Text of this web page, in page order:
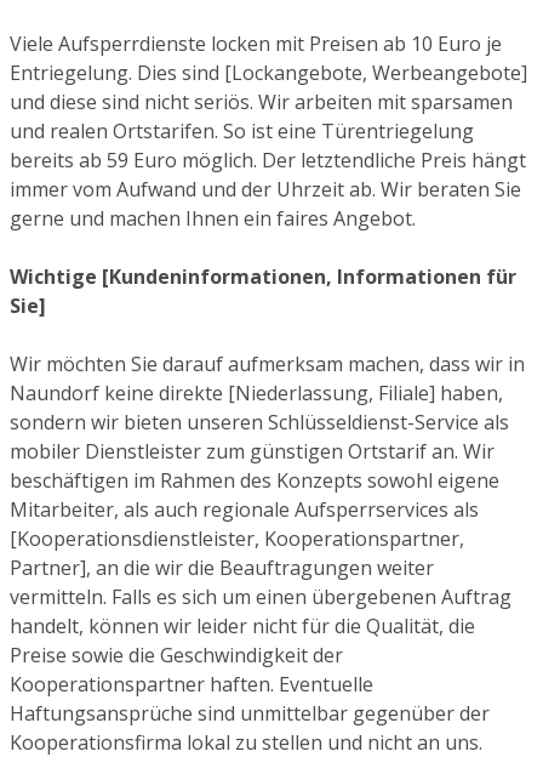
Viele Aufsperrdienste locken mit Preisen ab 10 Euro je
Entriegelung. Dies sind [Lockangebote, Werbeangebote]
und diese sind nicht seriös. Wir arbeiten mit sparsamen
und realen Ortstarifen. So ist eine Türentriegelung
bereits ab 59 Euro möglich. Der letztendliche Preis hängt
immer vom Aufwand und der Uhrzeit ab. Wir beraten Sie
gerne und machen Ihnen ein faires Angebot.
Wichtige [Kundeninformationen, Informationen für
Sie]
Wir möchten Sie darauf aufmerksam machen, dass wir in
Naundorf keine direkte [Niederlassung, Filiale] haben,
sondern wir bieten unseren Schlüsseldienst-Service als
mobiler Dienstleister zum günstigen Ortstarif an. Wir
beschäftigen im Rahmen des Konzepts sowohl eigene
Mitarbeiter, als auch regionale Aufsperrservices als
[Kooperationsdienstleister, Kooperationspartner,
Partner], an die wir die Beauftragungen weiter
vermitteln. Falls es sich um einen übergebenen Auftrag
handelt, können wir leider nicht für die Qualität, die
Preise sowie die Geschwindigkeit der
Kooperationspartner haften. Eventuelle
Haftungsansprüche sind unmittelbar gegenüber der
Kooperationsfirma lokal zu stellen und nicht an uns.